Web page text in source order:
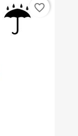
favorite_border